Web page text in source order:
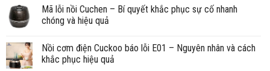
Mã lỗi nồi Cuchen – Bí quyết khắc phục sự cố nhanh
chóng và hiệu quả
Nồi cơm điện Cuckoo báo lỗi E01 – Nguyên nhân và cách
khắc phục hiệu quả